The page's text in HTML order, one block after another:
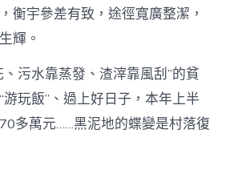
衡宇參差有致，途徑寬廣整潔，
輝。
污水靠蒸發、渣滓靠風刮”的貧
玩飯”、過上好日子，本年上半
多萬元……黑泥地的蝶變是村落復